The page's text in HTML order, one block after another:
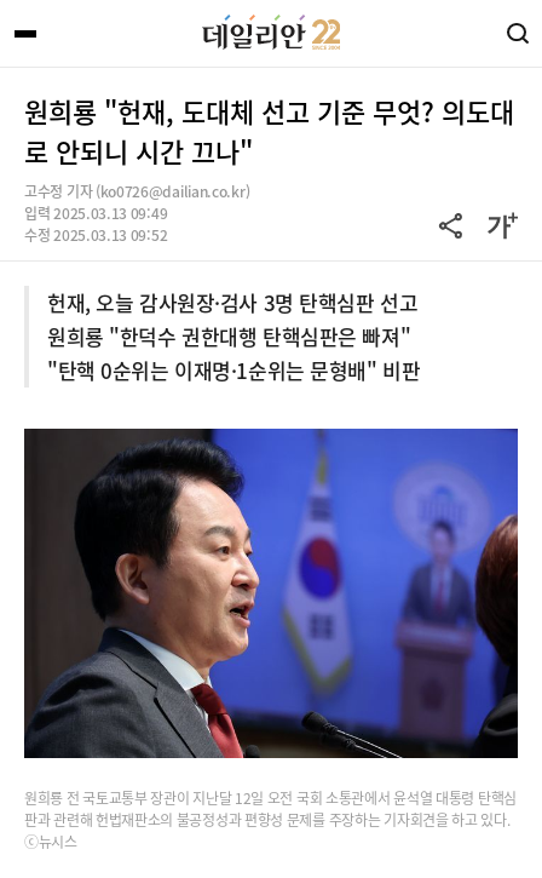
원희룡 "헌재, 도대체 선고 기준 무엇? 의도대
로 안되니 시간 끄나"
고수정 기자 (ko0726@dailian.co.kr)
입력 2025.03.13 09:49
수정 2025.03.13 09:52
헌재, 오늘 감사원장·검사 3명 탄핵심판 선고
원희룡 "한덕수 권한대행 탄핵심판은 빠져"
"탄핵 0순위는 이재명·1순위는 문형배" 비판
원희룡 전 국토교통부 장관이 지난달 12일 오전 국회 소통관에서 윤석열 대통령 탄핵심
판과 관련해 헌법재판소의 불공정성과 편향성 문제를 주장하는 기자회견을 하고 있다.
ⓒ뉴시스